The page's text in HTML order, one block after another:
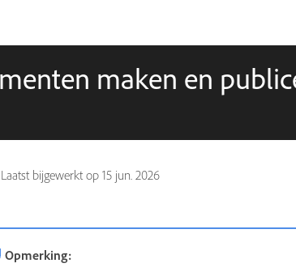
maken en
Laatst bijgewerkt op 15 jun. 2026
Opmerking: